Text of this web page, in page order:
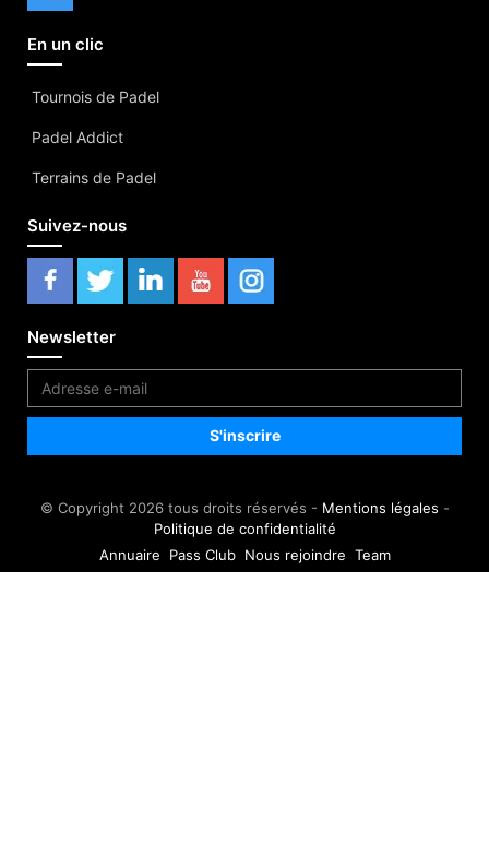
En un clic
Tournois de Padel
Padel Addict
Terrains de Padel
Suivez-nous
Newsletter
© Copyright 2026 tous droits réservés - Mentions légales -
Politique de confidentialité
Annuaire
Pass Club Nous rejoindre Team